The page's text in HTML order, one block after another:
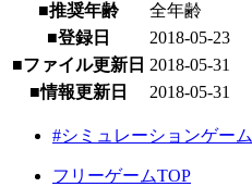
■推奨年齢
全年齢
■登録日
2018-05-23
■ファイル更新日 2018-05-31
■情報更新日
2018-05-31
#シミュレーションゲーム
フリーゲームTOP